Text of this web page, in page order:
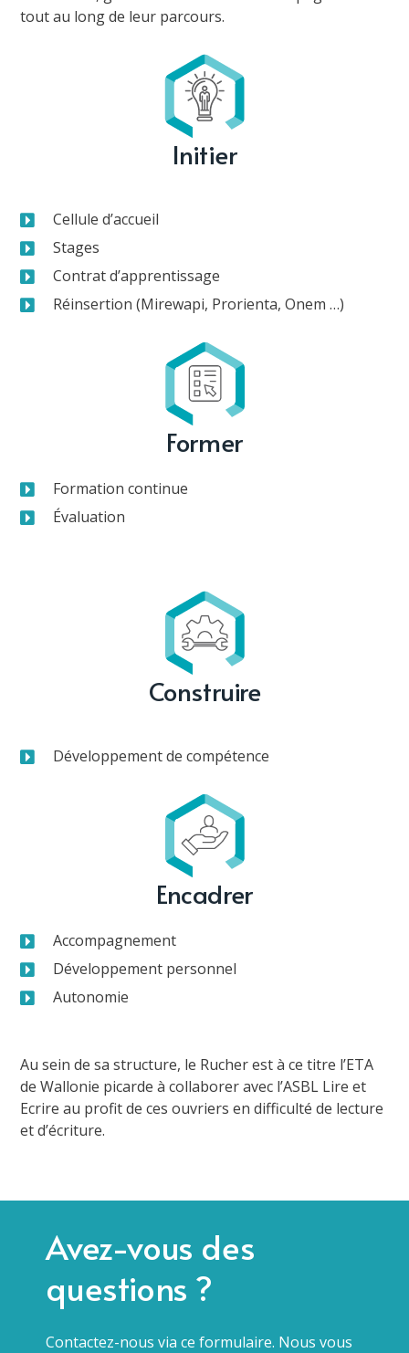
tout au long de leur parcours.
Initier
Cellule d’accueil
Stages
Contrat d’apprentissage
Réinsertion (Mirewapi, Prorienta, Onem …)
Former
Formation continue
Évaluation
Construire
Développement de compétence
Encadrer
Accompagnement
Développement personnel
Autonomie
Au sein de sa structure, le Rucher est à ce titre l’ETA
de Wallonie picarde à collaborer avec l’ASBL Lire et
Ecrire au profit de ces ouvriers en difficulté de lecture
et d’écriture.
Avez-vous des
questions ?
Contactez-nous via ce formulaire. Nous vous